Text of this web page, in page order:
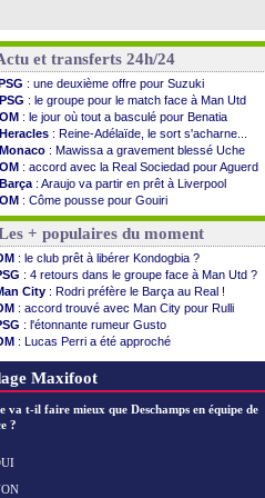
et transferts 24h/24
: une deuxième offre pour Suzuki
PSG : le groupe pour le match face à Man Utd
OM : le jour où tout a basculé pour Benatia
Heracles : Reine-Adélaïde, le sort s'acharne...
Monaco : Mawissa a gravement blessé Uche
OM : accord avec la Real Sociedad pour Aguerd
Barça : Araujo va partir en prêt à Liverpool
OM : Côme pousse pour Gouiri
Man Utd: le groupe pour défier le PSG
: Caen premier leader
: Højbjerg, son agent maintient le suspense
: Gouiri évoque son avenir
: le transfert d'Asllani tombe à l'eau
: 1ère utilisation du Football Video Support
: Benatia envoie une pique à Longoria
: Al-Ahli veut Pape Gueye
: la dernière saison de Fonseca ?
: un gardien norvégien en approche ?
: 4 retours dans le groupe face à Man Utd ...
+ populaires du moment
: le club prêt à libérer Kondogbia ?
: 4 retours dans le groupe face à Man Utd ?
City : Rodri préfère le Barça au Real !
: accord trouvé avec Man City pour Rulli
: l'étonnante rumeur Gusto
: Lucas Perri a été approché
: Owori battu à mort à Kampala
Maxifoot
va t-il faire mieux que Deschamps en équipe de
?